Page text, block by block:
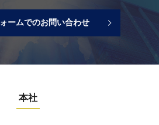
ームでのお問い合わせ
本社